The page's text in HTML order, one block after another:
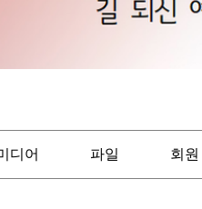
디어 파일 회원